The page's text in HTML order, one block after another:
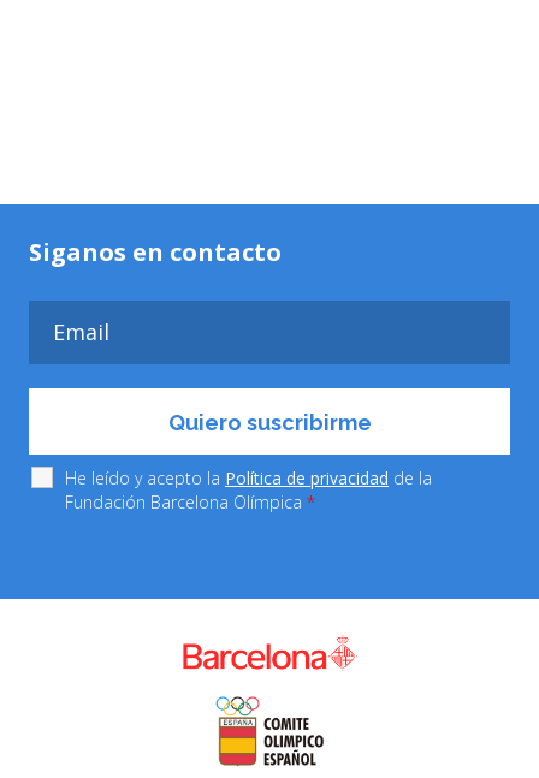
Siganos en contacto
He leído y acepto la Política de privacidad de la
Fundación Barcelona Olímpica *